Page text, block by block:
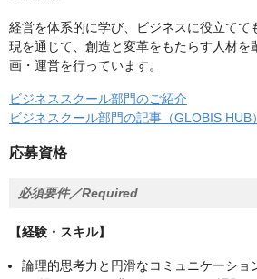
経営を体系的に学び、ビジネスに役立てて
現を通じて、創造と変革をもたらす人材を
画・運営を行っています。
ビジネススクール部門のご紹介
ビジネスクール部門の記事（GLOBIS HUB）
応募資格
必須要件／Required
【経験・スキル】
論理的思考力と円滑なコミュニケーショ